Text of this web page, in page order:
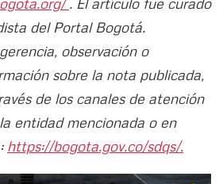
del Portal Bogotá.
observación o
sobre la nota publicada,
de los canales de atención
entidad mencionada o en
https://bogota.gov.co/sdqs/.